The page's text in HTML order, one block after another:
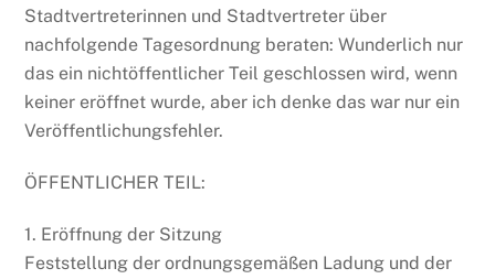
Stadtvertreterinnen und Stadtvertreter über
nachfolgende Tagesordnung beraten: Wunderlich nur
das ein nichtöffentlicher Teil geschlossen wird, wenn
keiner eröffnet wurde, aber ich denke das war nur ein
Veröffentlichungsfehler.
ÖFFENTLICHER TEIL:
1. Eröffnung der Sitzung
Feststellung der ordnungsgemäßen Ladung und der